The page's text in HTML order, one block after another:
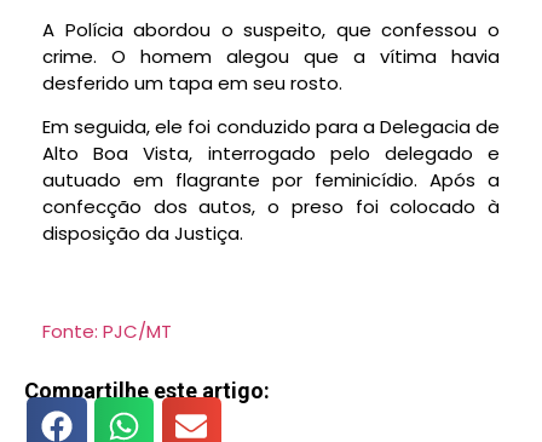
A Polícia abordou o suspeito, que confessou o
crime. O homem alegou que a vítima havia
desferido um tapa em seu rosto.
Em seguida, ele foi conduzido para a Delegacia de
Alto Boa Vista, interrogado pelo delegado e
autuado em flagrante por feminicídio. Após a
confecção dos autos, o preso foi colocado à
disposição da Justiça.
Fonte: PJC/MT
Compartilhe este artigo: